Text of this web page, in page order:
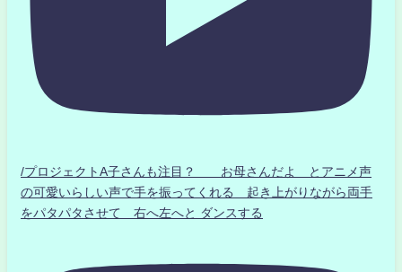
/プロジェクトA子さんも注目？ お母さんだよ とアニメ声
の可愛いらしい声で手を振ってくれる 起き上がりながら両手
をパタパタさせて 右へ左へと ダンスする